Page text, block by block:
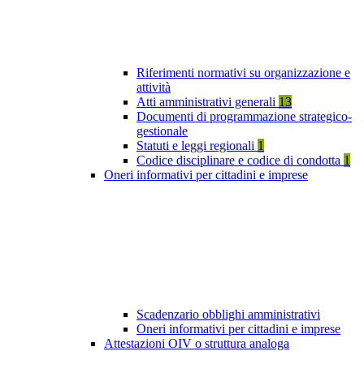
Riferimenti normativi su organizzazione e
attività
Atti amministrativi generali 13
Documenti di programmazione strategico-
gestionale
Statuti e leggi regionali 1
Codice disciplinare e codice di condotta 1
Oneri informativi per cittadini e imprese
Scadenzario obblighi amministrativi
Oneri informativi per cittadini e imprese
Attestazioni OIV o struttura analoga